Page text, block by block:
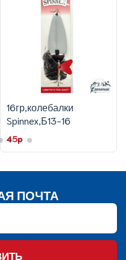
16гр,колебалки
Spinnex,Б13-16
45p
ПОЧТА